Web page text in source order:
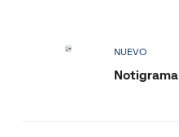
NUEVO
Notigrama